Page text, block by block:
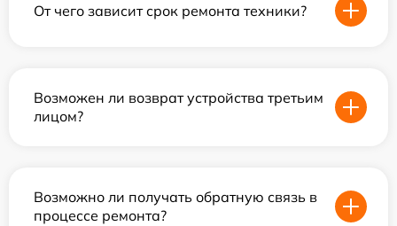
От чего зависит срок ремонта техники?
Возможен ли возврат устройства третьим
лицом?
Возможно ли получать обратную связь в
процессе ремонта?